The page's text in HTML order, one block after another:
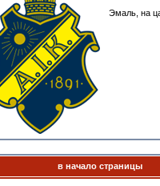
Эмаль, на
в начало страницы